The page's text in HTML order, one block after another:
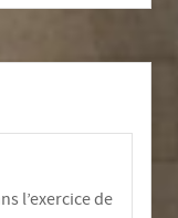
l’exercice de